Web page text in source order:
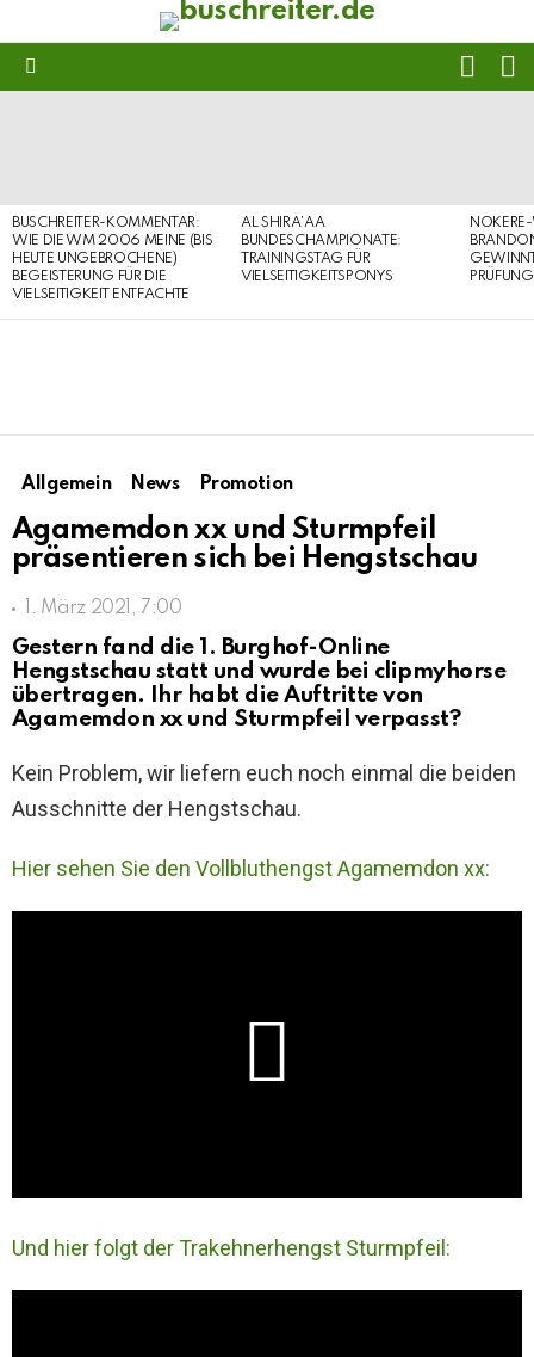
BUSCHREITER-KOMMENTAR:
WIE DIE WM 2006 MEINE (BIS
HEUTE UNGEBROCHENE)
BEGEISTERUNG FÜR DIE
VIELSEITIGKEIT ENTFACHTE
AL SHIRA’AA
BUNDESCHAMPIONATE:
TRAININGSTAG FÜR
VIELSEITIGKEITSPONYS
PRÜFUNG
Allgemein News Promotion
Agamemdon xx und Sturmpfeil
präsentieren sich bei Hengstschau
1. März 2021, 7:00
Gestern fand die 1. Burghof-Online
Hengstschau statt und wurde bei clipmyhorse
übertragen. Ihr habt die Auftritte von
Agamemdon xx und Sturmpfeil verpasst?
Kein Problem, wir liefern euch noch einmal die beiden
Ausschnitte der Hengstschau.
Hier sehen Sie den Vollbluthengst Agamemdon xx:
Und hier folgt der Trakehnerhengst Sturmpfeil: